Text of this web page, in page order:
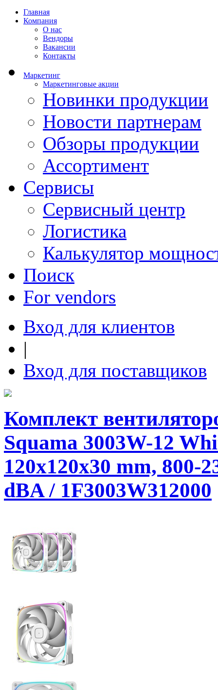
Главная
Компания
О нас
Вендоры
Вакансии
Контакты
Маркетинг
Маркетинговые акции
Новинки продукции
Новости партнерам
Обзоры продукции
Ассортимент
Сервисы
Сервисный центр
Логистика
Калькулятор
Поиск
For vendors
Вход для клиентов
|
Вход для поставщиков
Комплект
Squama 3003W-12
120x120x30 mm, 800-
dBA / 1F3003W312000